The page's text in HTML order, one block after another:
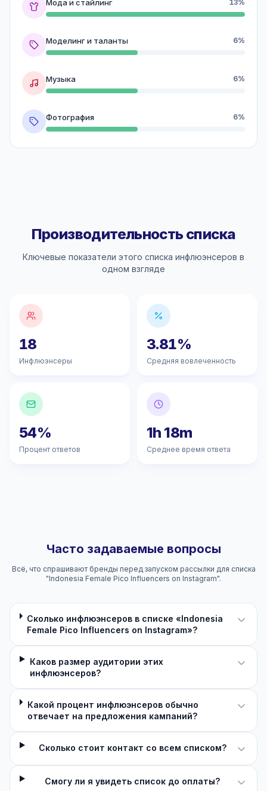
Мода и стайлинг 13%
Моделинг и таланты 6%
Музыка 6%
Фотография 6%
Производительность списка
Ключевые показатели этого списка инфлюэнсеров в
одном взгляде
18
Инфлюэнсеры
3.81%
Средняя вовлеченность
54%
Процент ответов
1h 18m
Среднее время ответа
Часто задаваемые вопросы
Всё, что спрашивают бренды перед запуском рассылки для списка
"Indonesia Female Pico Influencers on Instagram".
Сколько инфлюэнсеров в списке «Indonesia
Female Pico Influencers on Instagram»?
Каков размер аудитории этих
инфлюэнсеров?
Какой процент инфлюэнсеров обычно
отвечает на предложения кампаний?
Сколько стоит контакт со всем списком?
Смогу ли я увидеть список до оплаты?